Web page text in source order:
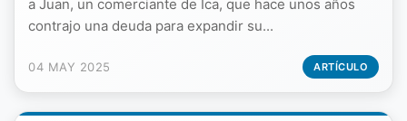
a Juan, un comerciante de Ica, que hace unos años
contrajo una deuda para expandir su...
04 MAY 2025 ARTÍCULO